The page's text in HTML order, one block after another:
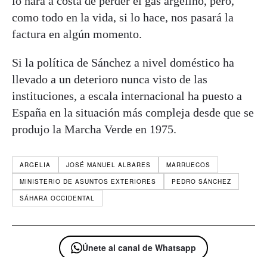
como todo en la vida, si lo hace, nos pasará la
factura en algún momento.
Si la política de Sánchez a nivel doméstico ha
llevado a un deterioro nunca visto de las
instituciones, a escala internacional ha puesto a
España en la situación más compleja desde que se
produjo la Marcha Verde en 1975.
ARGELIA JOSÉ MANUEL ALBARES
MARRUECOS
MINISTERIO DE ASUNTOS EXTERIORES
PEDRO SÁNCHEZ
SÁHARA OCCIDENTAL
Únete al canal de Whatsapp